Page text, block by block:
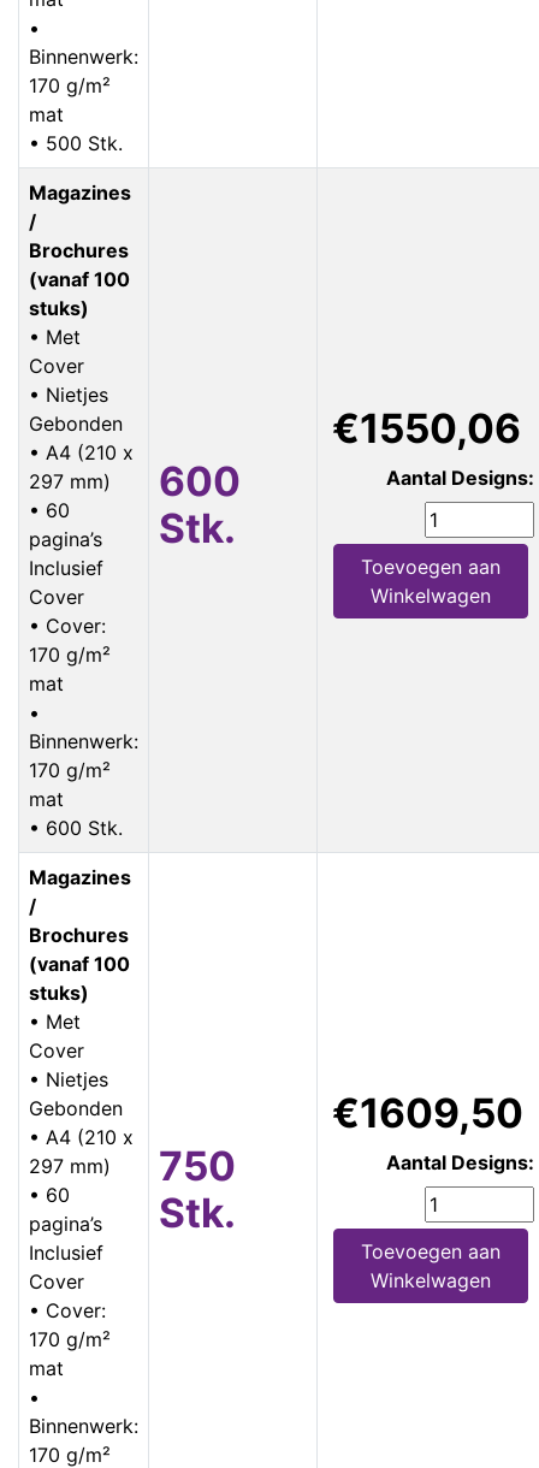
•
Binnenwerk:
170 g/m²
mat
• 500 Stk.
Magazines
/
Brochures
(vanaf 100
stuks)
• Met
Cover
• Nietjes
Gebonden
• A4 (210 x
297 mm)
• 60
pagina’s
Inclusief
Cover
• Cover:
170 g/m²
mat
•
Binnenwerk:
170 g/m²
mat
• 600 Stk.
600
Stk.
€1550,06
Aantal Designs:
Toevoegen aan
Winkelwagen
Magazines
/
Brochures
(vanaf 100
stuks)
• Met
Cover
• Nietjes
Gebonden
• A4 (210 x
297 mm)
• 60
pagina’s
Inclusief
Cover
• Cover:
170 g/m²
mat
•
Binnenwerk:
170 g/m²
750
Stk.
€1609,50
Aantal Designs:
Toevoegen aan
Winkelwagen